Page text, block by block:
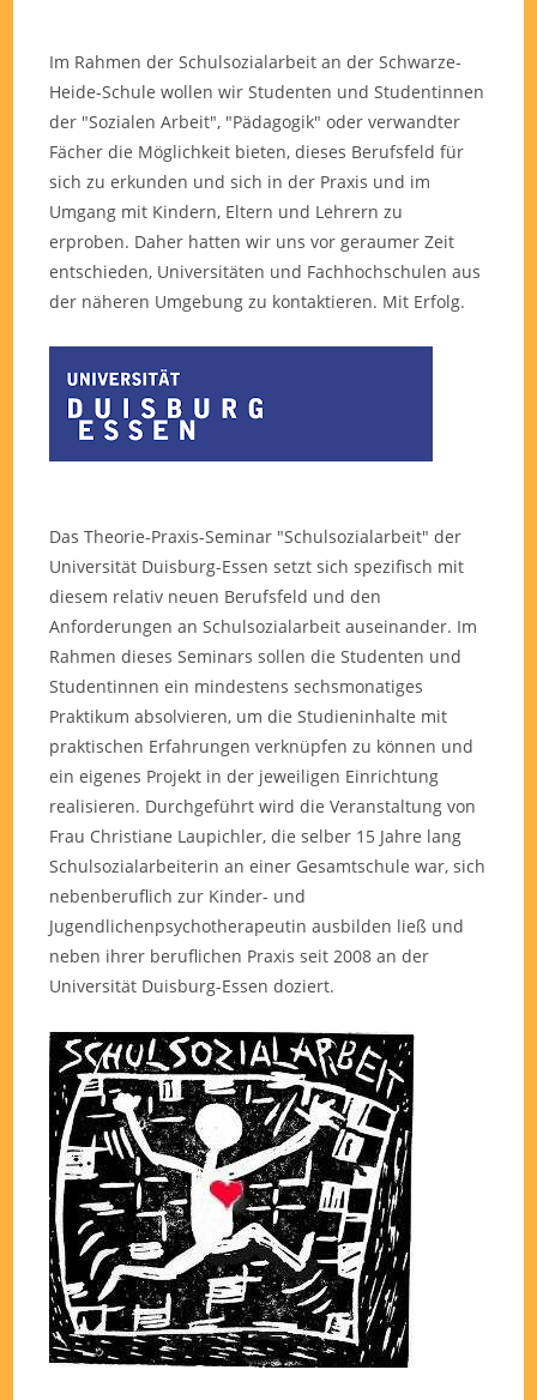
Im Rahmen der Schulsozialarbeit an der Schwarze-
Heide-Schule wollen wir Studenten und Studentinnen
der "Sozialen Arbeit", "Pädagogik" oder verwandter
Fächer die Möglichkeit bieten, dieses Berufsfeld für
sich zu erkunden und sich in der Praxis und im
Umgang mit Kindern, Eltern und Lehrern zu
erproben. Daher hatten wir uns vor geraumer Zeit
entschieden, Universitäten und Fachhochschulen aus
der näheren Umgebung zu kontaktieren. Mit Erfolg.
Das Theorie-Praxis-Seminar "Schulsozialarbeit" der
Universität Duisburg-Essen setzt sich spezifisch mit
diesem relativ neuen Berufsfeld und den
Anforderungen an Schulsozialarbeit auseinander. Im
Rahmen dieses Seminars sollen die Studenten und
Studentinnen ein mindestens sechsmonatiges
Praktikum absolvieren, um die Studieninhalte mit
praktischen Erfahrungen verknüpfen zu können und
ein eigenes Projekt in der jeweiligen Einrichtung
realisieren. Durchgeführt wird die Veranstaltung von
Frau Christiane Laupichler, die selber 15 Jahre lang
Schulsozialarbeiterin an einer Gesamtschule war, sich
nebenberuflich zur Kinder- und
Jugendlichenpsychotherapeutin ausbilden ließ und
neben ihrer beruflichen Praxis seit 2008 an der
Universität Duisburg-Essen doziert.